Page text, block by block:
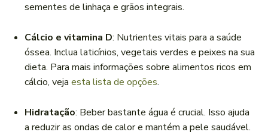
sementes de linhaça e grãos integrais.
Cálcio e vitamina D: Nutrientes vitais para a saúde
óssea. Inclua laticínios, vegetais verdes e peixes na sua
dieta. Para mais informações sobre alimentos ricos em
cálcio, veja esta lista de opções.
Hidratação: Beber bastante água é crucial. Isso ajuda
a reduzir as ondas de calor e mantém a pele saudável.